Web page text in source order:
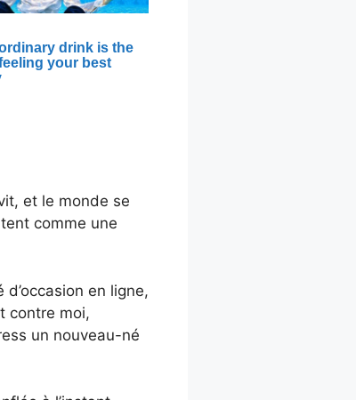
et le monde se
comme une
en ligne,
contre moi,
un nouveau-né